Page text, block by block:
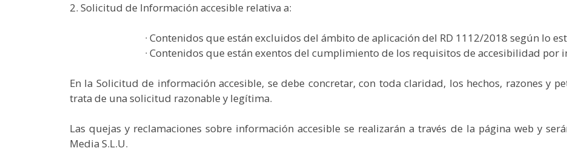
2. Solicitud de Información accesible relativa a:
· Contenidos que están excluidos del ámbito de aplicación del RD 1112/2018 según lo
· Contenidos que están exentos del cumplimiento de los requisitos de accesibilidad por
En la Solicitud de información accesible, se debe concretar, con toda claridad, los hechos, razones y
trata de una solicitud razonable y legítima.
Las quejas y reclamaciones sobre información accesible se realizarán a través de la página web y
Media S.L.U.